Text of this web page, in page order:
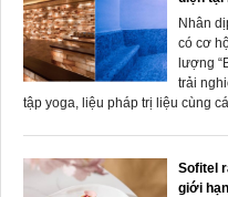
Nhân
có cơ
lượng
trải
tập yoga, liệu pháp trị liệu cùng
Sofitel
giới